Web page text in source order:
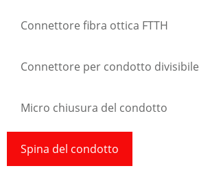
Connettore fibra ottica FTTH
Connettore per condotto divisibile
Micro chiusura del condotto
Spina del condotto